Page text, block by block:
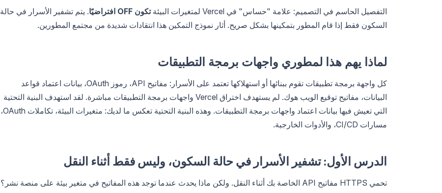
التفصيل الحاسم في التصميم: علامة "حساس" في Vercel لمتغيرات البيئة تكون OFF افتراضيًا
. يتم تشفير الأسرار في حالة
السكون فقط إذا قام المطور بتمكينها بشكل صريح. أثار نموذج التمكين هذا انتقادات شديدة من مجتمع المطورين.
لماذا يهم هذا لمطوري واجهات برمجة التطبيقات
كل واجهة برمجة تطبيقات تقوم ببنائها أو استهلاكها تعتمد على الأسرار: مفاتيح API، رموز OAuth، بيانات اعتماد قواعد
البيانات، مفاتيح توقيع الويب هوك. لم يستهدف اختراق Vercel واجهات برمجة التطبيقات مباشرة. لقد استهدف البنية التحتية
التي تعيش فيها بيانات اعتماد واجهات برمجة التطبيقات. وهذه البنية التحتية تعكس ما لديك: متغيرات البيئة، تكاملات OAuth،
مسارات CI/CD، والأدوات الخارجية.
الدرس الأول: تشفير الأسرار في حالة السكون، وليس فقط أثناء النقل
تحمي HTTPS مفاتيح API الخاصة بك أثناء النقل. ولكن ماذا يحدث عندما توجد هذه المفاتيح في متغير بيئة على منصة نشر؟